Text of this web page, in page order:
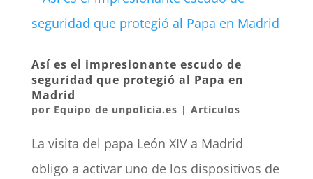
Así es el impresionante escudo de
seguridad que protegió al Papa en
Madrid
por Equipo de unpolicia.es | Artículos
La visita del papa León XIV a Madrid
obligo a activar uno de los dispositivos de